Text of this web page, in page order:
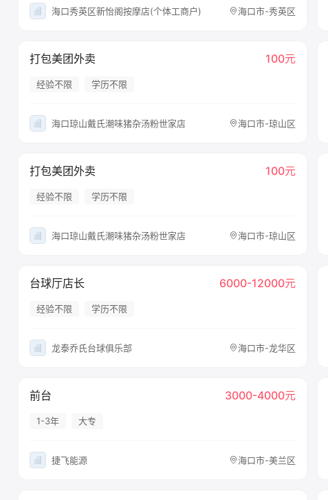
海口秀英区新怡阁按摩店(个体工商户) 海口市-秀英区
打包美团外卖 100元
经验不限 学历不限
海口琼山戴氏潮味猪杂汤粉世家店 海口市-琼山区
打包美团外卖 100元
经验不限 学历不限
海口琼山戴氏潮味猪杂汤粉世家店 海口市-琼山区
台球厅店长 6000-12000元
经验不限 学历不限
龙泰乔氏台球俱乐部 海口市-龙华区
前台 3000-4000元
1-3年 大专
捷飞能源 海口市-美兰区